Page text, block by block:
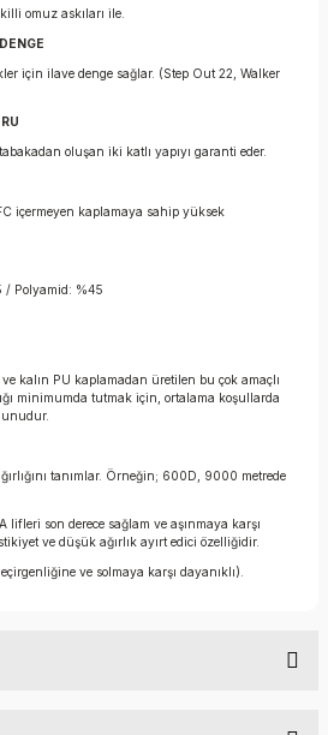
omuz askıları ile.
için ilave denge sağlar. (Step Out 22, Walker
oluşan iki katlı yapıyı garanti eder.
içermeyen kaplamaya sahip yüksek
/ Polyamid: %45
kalın PU kaplamadan üretilen bu çok amaçlı
minimumda tutmak için, ortalama koşullarda
tanımlar. Örneğin; 600D, 9000 metrede
lifleri son derece sağlam ve aşınmaya karşı
ve düşük ağırlık ayırt edici özelliğidir.
ve solmaya karşı dayanıklı).